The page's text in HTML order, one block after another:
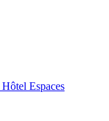
Hôtel Espaces